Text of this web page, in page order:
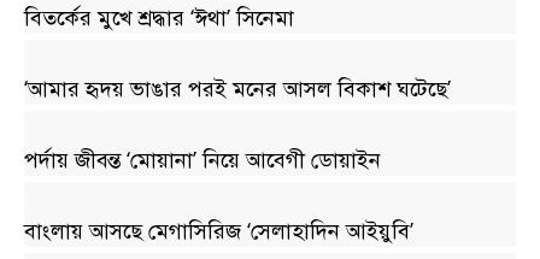
বিতর্কের মুখে শ্রদ্ধার ‘ঈথা’ সিনেমা
‘আমার হৃদয় ভাঙার পরই মনের আসল বিকাশ ঘটেছে’
পর্দায় জীবন্ত ‘মোয়ানা’ নিয়ে আবেগী ডোয়াইন
বাংলায় আসছে মেগাসিরিজ ‘সেলাহাদিন আইয়ুবি’